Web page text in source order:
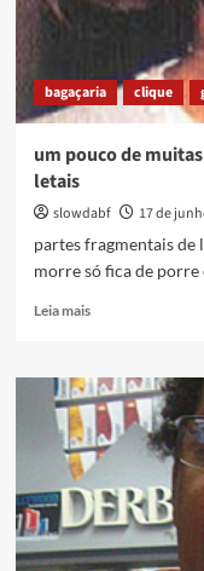
bagaçaria clique
um pouco de
letais
slowdabf 17 de
partes fragmentais de
morre só fica de porre
Leia maisRead
um
pouco
de
muitas
coisas…
os
tais
fragmentos
letrais